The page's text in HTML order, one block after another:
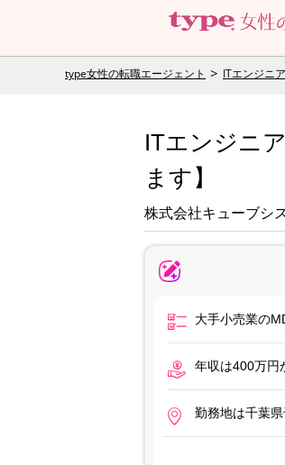
type女性の転職エージェント ITエンジニ
ITエンジニ
ます】
株式会社キューブシ
大手小売業の
年収は400万円
勤務地は千葉